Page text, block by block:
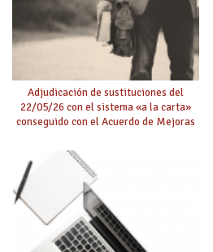
Adjudicación de sustituciones del
22/05/26 con el sistema «a la carta»
conseguido con el Acuerdo de Mejoras